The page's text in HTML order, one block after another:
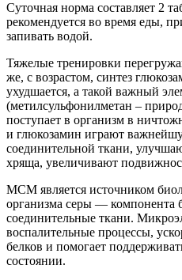
Суточная норма составляет 2
рекомендуется во время еды,
запивать водой.
Тяжелые тренировки
же, с возрастом, синтез
ухудшается, а такой важный
(метилсульфонилметан –
поступает в организм в
и глюкозамин играют
соединительной ткани,
хряща, увеличивают
МСМ является источником
организма серы — компонента
соединительные ткани.
воспалительные процессы,
белков и помогает
состоянии.